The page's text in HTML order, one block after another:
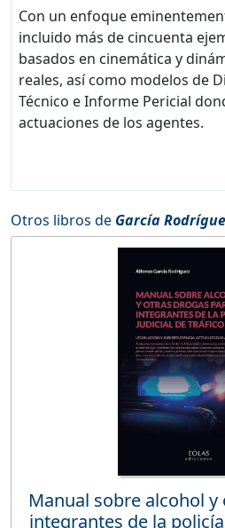
Con un enfoque
incluido más de cincuenta
basados en cinemática y
reales, así como modelos de
Técnico e Informe Pericial
actuaciones de los agentes.
Otros libros de García
Manual sobre alcohol
integrantes de la